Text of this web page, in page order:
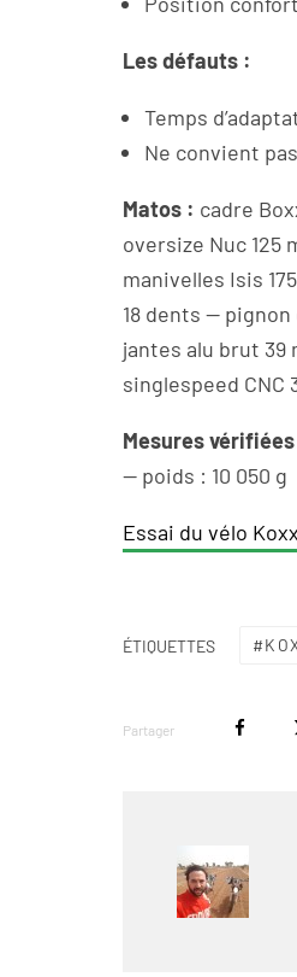
Les défauts :
Temps
Ne convient
Matos : cadre
oversize Nuc 125
manivelles Isis
18 dents — pignon
jantes alu brut 39
singlespeed CNC
Mesures
— poids : 10 050 g
Essai du vélo
ÉTIQUETTES
Partager